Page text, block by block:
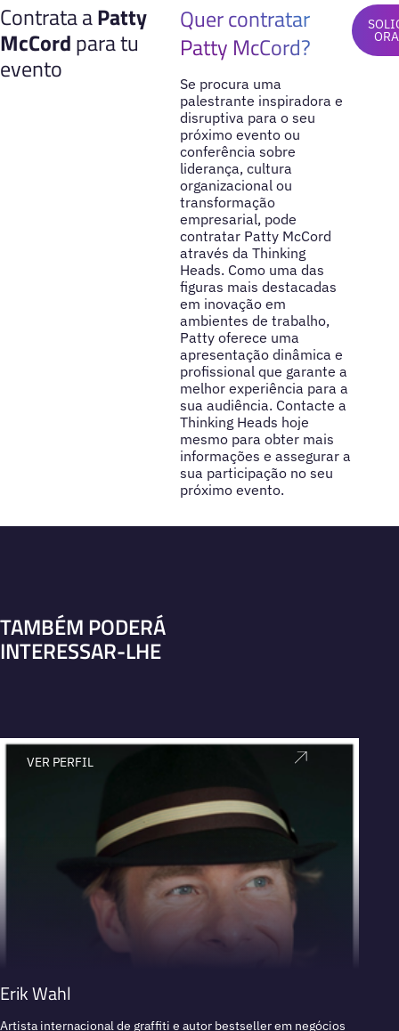
Contrata aPatty
McCordpara tu
evento
Quer contratar
Patty McCord?
Se procura uma
palestrante inspiradora e
disruptiva para o seu
próximo evento ou
conferência sobre
liderança, cultura
organizacional ou
transformação
empresarial, pode
contratar Patty McCord
através da Thinking
Heads. Como uma das
figuras mais destacadas
em inovação em
ambientes de trabalho,
Patty oferece uma
apresentação dinâmica e
profissional que garante a
melhor experiência para a
sua audiência. Contacte a
Thinking Heads hoje
mesmo para obter mais
informações e assegurar a
sua participação no seu
próximo evento.
TAMBÉM PODERÁ
INTERESSAR-LHE
VER PERFIL
Erik Wahl
Artista internacional de graffiti e autor bestseller em negócios